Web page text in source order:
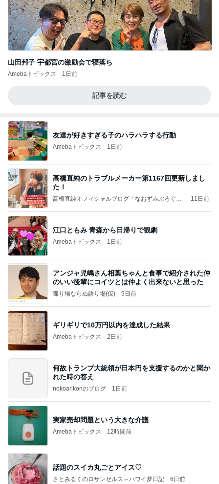
山田邦子 宇都宮の激励会で寝落ち
Amebaトピックス 1日前
記事を読む
友達が好きすぎる子のハラハラする行動
Amebaトピックス 1日前
高橋直純のトラブルメーカー第1167回更新しまし
た！
高橋直純オフィシャルブログ「なおずみぶろぐ」
11日前
江口ともみ 青森から日帰りで観劇
Amebaトピックス 1日前
アンジャ児嶋さん相葉ちゃんと食事で紹介された仲
のいい後輩にコイツとは仲よく出来ないと思った
喋り場ならぬ語り場(仮) 9日前
ギリギリで10万円以内を達成した結果
Amebaトピックス 2日前
何故トランプ大統領が日本円を支援するのかと聞か
れた時の答え
nokoarikonのブログ 1日前
実家売却問題という大きな介護
Amebaトピックス 12時間前
話題のスイカ丸ごとアイス♡
さとみるくのロサンゼルス⇔ハワイ夢日記 6日前